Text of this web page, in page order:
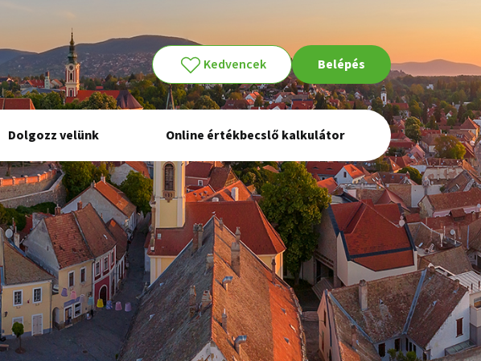
Kedvencek Belépés
Dolgozz velünk Online értékbecslő kalkulátor